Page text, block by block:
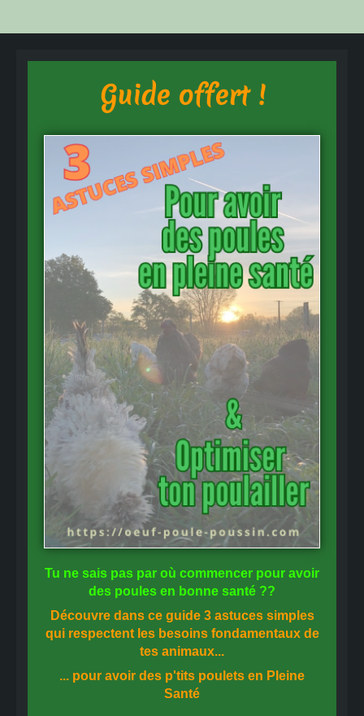
Guide offert !
Tu ne sais pas par où commencer pour avoir
des poules en bonne santé ??
Découvre dans ce guide 3 astuces simples
qui respectent les besoins fondamentaux de
tes animaux...
... pour avoir des p'tits poulets en Pleine
Santé